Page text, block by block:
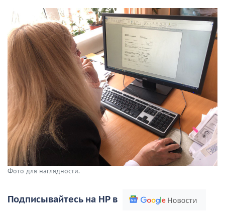
Фото для наглядности.
Подписывайтесь на НР в